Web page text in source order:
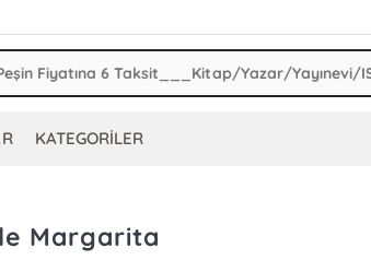
KATEGORİLER
Margarita